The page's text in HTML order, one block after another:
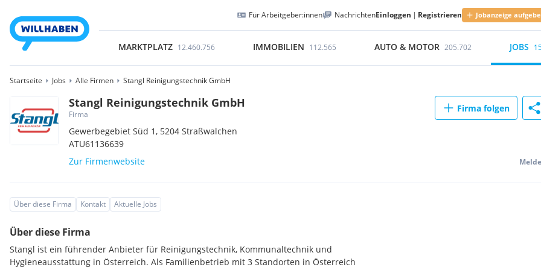
Für Arbeitgeber:innen NachrichtenEinloggen | Registrieren Jobanzeige
MARKTPLATZ 12.460.756 IMMOBILIEN 112.565 AUTO & MOTOR 205.702 JOBS
Startseite Jobs Alle Firmen Stangl Reinigungstechnik GmbH
Stangl Reinigungstechnik GmbH
Firma
Gewerbegebiet Süd 1, 5204Straßwalchen
ATU61136639
Zur Firmenwebsite
Firma folgen
Über diese Firma Kontakt Aktuelle Jobs
Über diese Firma
Stangl ist ein führender Anbieter für Reinigungstechnik, Kommunaltechnik und
Hygieneausstattung in Österreich. Als Familienbetrieb mit 3 Standorten in Österreich